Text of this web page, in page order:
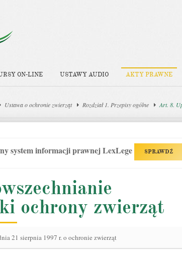
ON-LINE USTAWY AUDIO AKTY PRAWNE
Ustawa o ochronie zwierząt Rozdział 1. Przepisy ogólne Art. 8.
system informacji prawnej LexLege SPRAWDŹ
ochrony zwierząt
21 sierpnia 1997 r. o ochronie zwierząt